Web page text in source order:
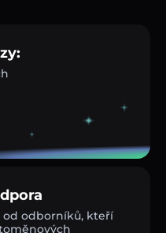
od odborníků, kteří